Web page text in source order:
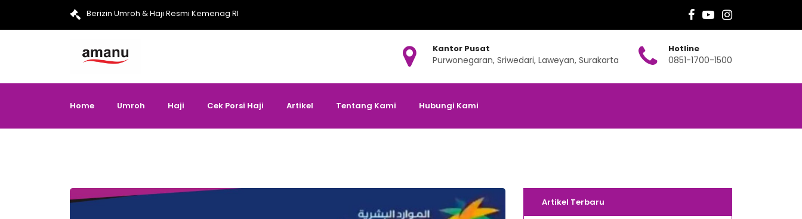
Berizin Umroh & Haji Resmi Kemenag RI
Kantor Pusat
Purwonegaran, Sriwedari, Laweyan, Surakarta
Hotline
0851-1700-1500
Home Umroh Haji Cek Porsi Haji Artikel Tentang Kami Hubungi Kami
Artikel Terbaru